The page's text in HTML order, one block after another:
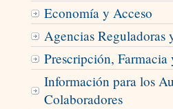
Economía y Acceso
Agencias Reguladoras
Prescripción,
Información para los
Colaboradores